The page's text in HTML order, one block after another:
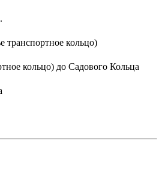
кольцо)
кольцо) до Садового Кольца